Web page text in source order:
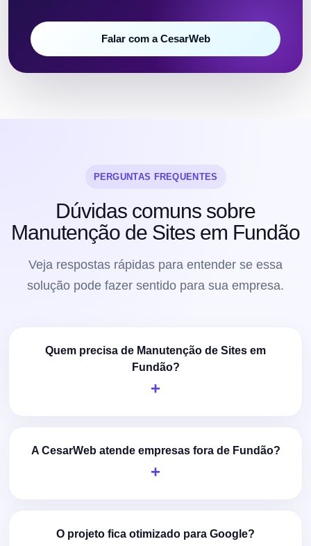
Falar com a CesarWeb
PERGUNTAS FREQUENTES
Dúvidas comuns sobre
Manutenção de Sites em Fundão
Veja respostas rápidas para entender se essa
solução pode fazer sentido para sua empresa.
Quem precisa de Manutenção de Sites em
Fundão?
A CesarWeb atende empresas fora de Fundão?
O projeto fica otimizado para Google?